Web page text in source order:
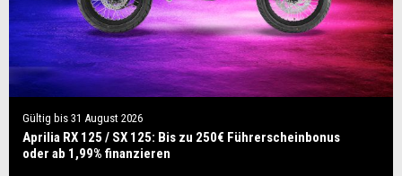
Gültig bis 31 August 2026
Aprilia RX 125 / SX 125: Bis zu 250€ Führerscheinbonus
oder ab 1,99% finanzieren